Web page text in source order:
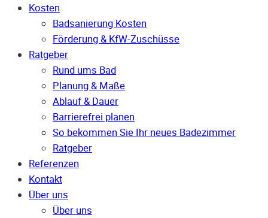
Kosten
Badsanierung Kosten
Förderung & KfW-Zuschüsse
Ratgeber
Rund ums Bad
Planung & Maße
Ablauf & Dauer
Barrierefrei planen
So bekommen Sie Ihr neues Badezimmer
Ratgeber
Referenzen
Kontakt
Über uns
Über uns